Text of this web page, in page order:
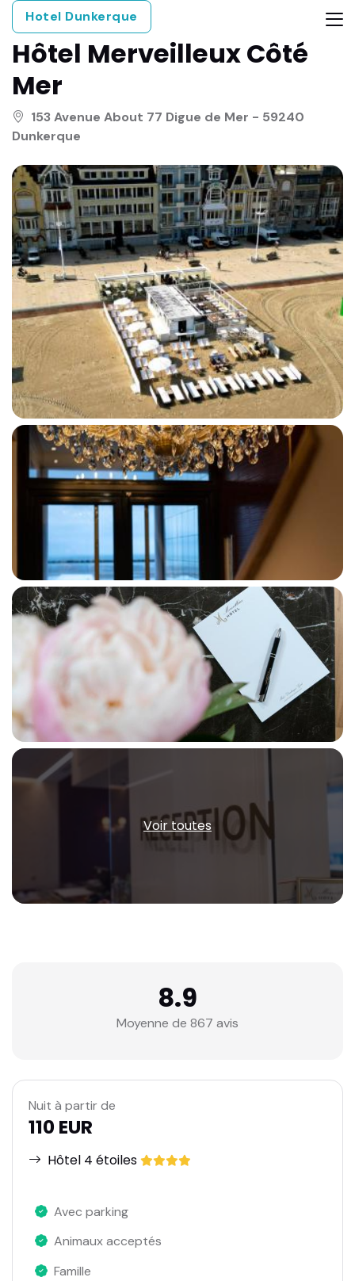
Hotel Dunkerque
Hôtel Merveilleux Côté
Mer
153 Avenue About 77 Digue de Mer - 59240
Dunkerque
Voir toutes
8.9
Moyenne de 867 avis
Nuit à partir de
110 EUR
Hôtel 4 étoiles
Avec parking
Animaux acceptés
Famille